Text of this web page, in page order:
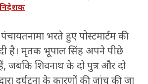
भरते हुए पोस्टमार्टम की
है। मृतक भूपाल सिंह अपने पीछे
जबकि शिवनाथ के दो पुत्र और दो
दुर्घटना के कारणों की जांच की जा